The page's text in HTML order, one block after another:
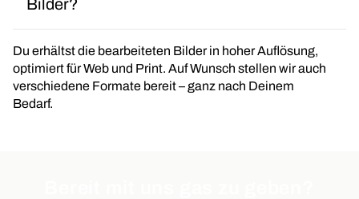
Bilder?
Du erhältst die bearbeiteten Bilder in hoher Auflösung,
optimiert für Web und Print. Auf Wunsch stellen wir auch
verschiedene Formate bereit – ganz nach Deinem
Bedarf.